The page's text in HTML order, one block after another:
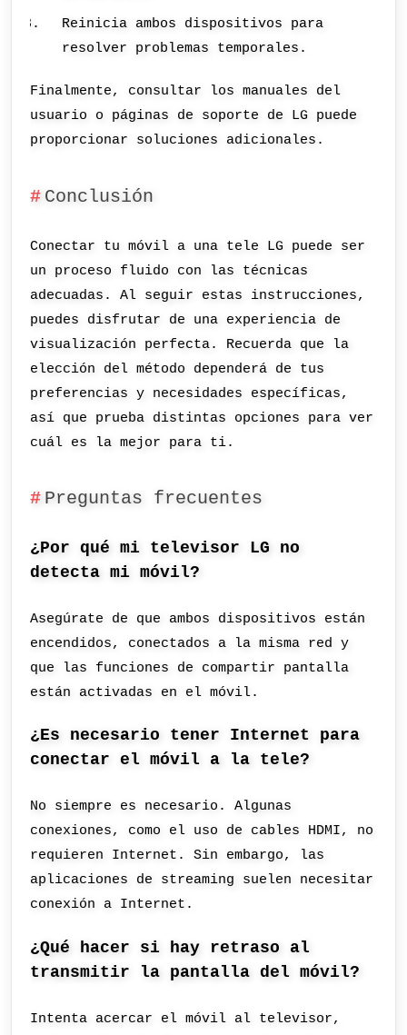
Reinicia ambos dispositivos para
resolver problemas temporales.
Finalmente, consultar los manuales del
usuario o páginas de soporte de LG puede
proporcionar soluciones adicionales.
Conclusión
Conectar tu móvil a una tele LG puede ser
un proceso fluido con las técnicas
adecuadas. Al seguir estas instrucciones,
puedes disfrutar de una experiencia de
visualización perfecta. Recuerda que la
elección del método dependerá de tus
preferencias y necesidades específicas,
así que prueba distintas opciones para ver
cuál es la mejor para ti.
Preguntas frecuentes
¿Por qué mi televisor LG no
detecta mi móvil?
Asegúrate de que ambos dispositivos están
encendidos, conectados a la misma red y
que las funciones de compartir pantalla
están activadas en el móvil.
¿Es necesario tener Internet para
conectar el móvil a la tele?
No siempre es necesario. Algunas
conexiones, como el uso de cables HDMI, no
requieren Internet. Sin embargo, las
aplicaciones de streaming suelen necesitar
conexión a Internet.
¿Qué hacer si hay retraso al
transmitir la pantalla del móvil?
Intenta acercar el móvil al televisor,